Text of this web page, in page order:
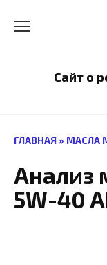
содержанию
Сайт о
ГЛАВНАЯ » МАСЛА
Анализ
5W-40